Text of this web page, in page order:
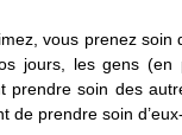
vous prenez soin
jours, les gens (en
prendre soin des
de prendre soin